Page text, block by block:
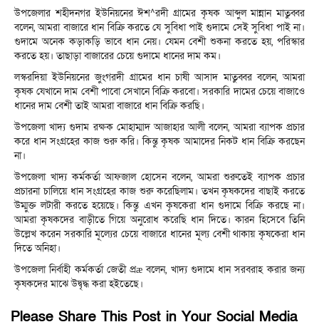
উপজেলার শহীদনগর ইউনিয়নের ঈশ^রদী গ্রামের কৃষক আব্দুল মান্নান মাতুব্বর
বলেন, আমরা বাজারে ধান বিক্রি করতে যে সুবিধা পাই গুদামে সেই সুবিধা পাই না।
গুদামে অনেক কড়াকড়ি ভাবে ধান নেয়। যেমন বেশী শুকনা করতে হয়, পরিস্কার
করতে হয়। তাছাড়া বাজারের চেয়ে গুদামে ধানের দাম কম।
লস্করদিয়া ইউনিয়নের জুংগরদী গ্রামের ধান চাষী আসাদ মাতুব্বর বলেন, আমরা
কৃষক যেখানে দাম বেশী পাবো সেখানে বিক্রি করবো। সরকারি দামের চেয়ে বাজাওে
ধানের দাম বেশী তাই আমরা বাজারে ধান বিক্রি করছি।
উপজেলা খাদ্য গুদাম রক্ষক মোহাম্মাদ আজাহার আলী বলেন, আমরা ব্যাপক প্রচার
করে ধান সংগ্রহের কাজ শুরু করি। কিন্তু কৃষক আমাদের নিকট ধান বিক্রি করছেন
না।
উপজেলা খাদ্য কর্মকর্তা আফজাল হোসেন বলেন, আমরা শুরুতেই ব্যাপক প্রচার
প্রচারনা চালিয়ে ধান সংগ্রহের কাজ শুরু করেছিলাম। তখন কৃষকদের বাছাই করতে
উম্মুক্ত লটারী করতে হয়েছে। কিন্তু এখন কৃষকেরা ধান গুদামে বিক্রি করছে না।
আমরা কৃষকদের বাড়ীতে গিয়ে অনুরোধ করেছি ধান দিতে। কারন হিসেবে তিনি
উল্লেখ করেন সরকারি মূল্যের চেয়ে বাজারে ধানের মূল্য বেশী থাকায় কৃষকেরা ধান
দিতে অনিহা।
উপজেলা নির্বাহী কর্মকর্তা জেতী প্রæ বলেন, খাদ্য গুদামে ধান সরবরাহ করার জন্য
কৃষকদের মাঝে উদ্বৃদ্ধ করা হইতেছে।
Please Share This Post in Your Social Media